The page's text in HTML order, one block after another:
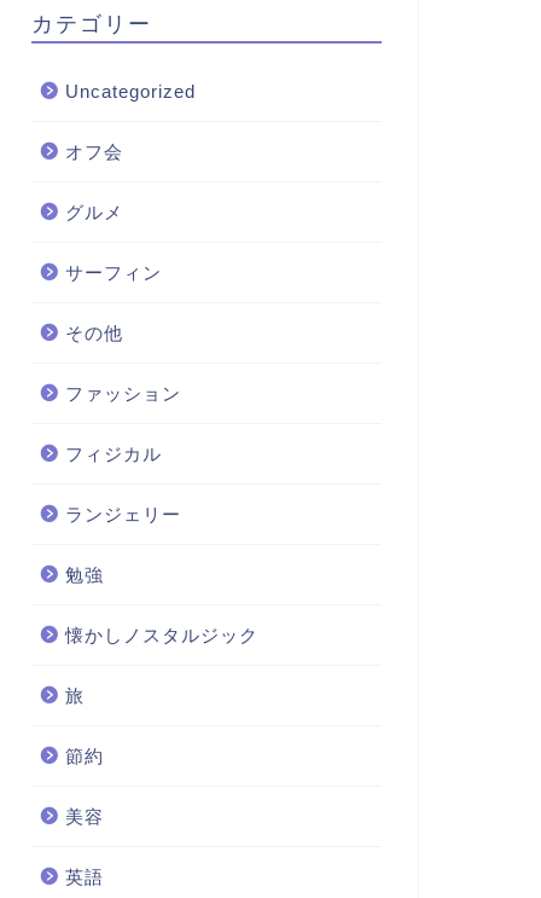
カテゴリー
Uncategorized
オフ会
グルメ
サーフィン
その他
ファッション
フィジカル
ランジェリー
勉強
懐かしノスタルジック
旅
節約
美容
英語